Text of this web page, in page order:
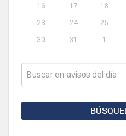
16
17 18
23
24 25
30
31 1